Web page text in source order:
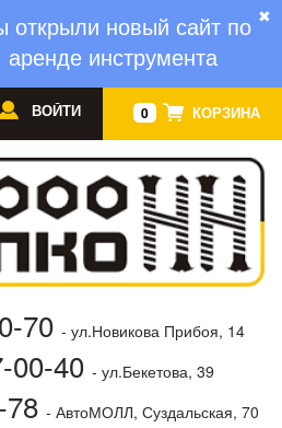
✖
открыли новый сайт по
аренде инструмента
0 КОРЗИНА
ВОЙТИ
70 - ул.Новикова Прибоя, 14
00-40 - ул.Бекетова, 39
- АвтоМОЛЛ, Суздальская, 70